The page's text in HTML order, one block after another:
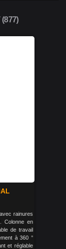
rainures
Colonne en
de travail
à 360 °
et réglable